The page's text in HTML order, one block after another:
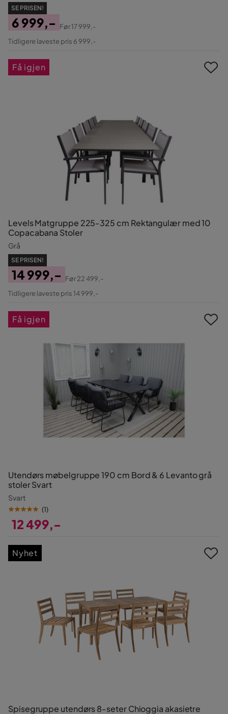
SE PRISEN!
Pris
6 999,-
Original
Før17 999,-
Tidligere laveste pris 6 999,-
Levels Matgruppe 225-325 cm Rektangulær med 10
Copacabana Stoler
Grå
SE PRISEN!
Pris
14 999,-
Original
Før22 499,-
Tidligere laveste pris 14 999,-
Få igjen
Utendørs møbelgruppe 190 cm Bord & 6 Levanto grå
stoler Svart
Svart
(1)
12 499,-
Få igjen
Spisegruppe utendørs 8-seter Chioggia akasietre
Nyhet